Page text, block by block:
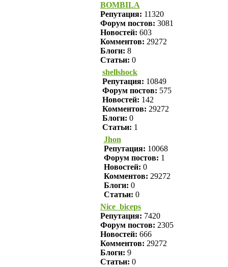
BOMBILA
Репутация: 11320
Форум постов: 3081
Новостей: 603
Комментов: 29272
Блоги: 8
Статьи: 0
shellshock
Репутация: 10849
Форум постов: 575
Новостей: 142
Комментов: 29272
Блоги: 0
Статьи: 1
Jhon
Репутация: 10068
Форум постов: 1
Новостей: 0
Комментов: 29272
Блоги: 0
Статьи: 0
Nice_biceps
Репутация: 7420
Форум постов: 2305
Новостей: 666
Комментов: 29272
Блоги: 9
Статьи: 0